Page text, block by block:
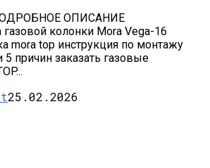
ОПИСАНИЕ
колонки Mora Vega-16
mora top инструкция по монтажу
5 причин заказать газовые
25.02.2026